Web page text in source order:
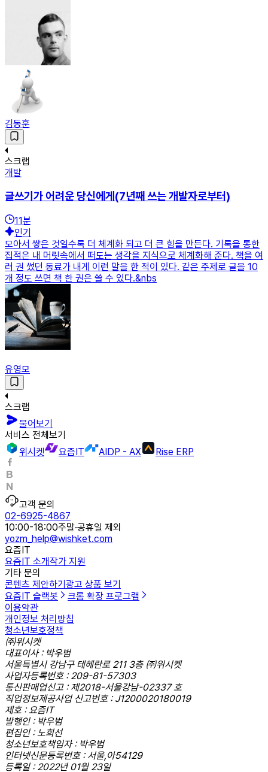
김동훈
스크랩
개발
글쓰기가 어려운 당신에게(7년째 쓰는 개발자로부터)
11분
인기
모아서 쌓은 것일수록 더 체계화 되고 더 큰 힘을 만든다. 기록을 통한
집적은 내 머릿속에서 떠도는 생각을 지식으로 체계화해 준다. 책을 여
러 권 썼던 동료가 내게 이런 말을 한 적이 있다. 같은 주제로 글을 10
개 정도 쓰면 책 한 권은 쓸 수 있다.&nbs
유영모
스크랩
물어보기
서비스 전체보기
위시켓
요즘IT AIDP - AX Rise ERP
고객 문의
02-6925-4867
10:00-18:00주말·공휴일 제외
yozm_help@wishket.com
요즘IT
요즘IT 소개작가 지원
기타 문의
콘텐츠 제안하기 광고 상품 보기
요즘IT 슬랙봇
크롬 확장 프로그램
이용약관
개인정보 처리방침
청소년보호정책
㈜위시켓
대표이사 : 박우범
서울특별시 강남구 테헤란로 211 3층 ㈜위시켓
사업자등록번호 : 209-81-57303
통신판매업신고 : 제2018-서울강남-02337 호
직업정보제공사업 신고번호 : J1200020180019
제호 : 요즘IT
발행인 : 박우범
편집인 : 노희선
청소년보호책임자 : 박우범
인터넷신문등록번호 : 서울,아54129
등록일 : 2022년 01월 23일